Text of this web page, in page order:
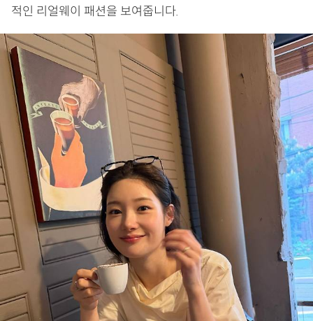
적인 리얼웨이 패션을 보여줍니다.